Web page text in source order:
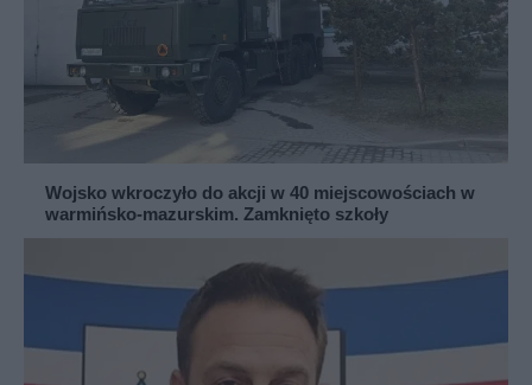
Wojsko wkroczyło do akcji w 40 miejscowościach w
warmińsko-mazurskim. Zamknięto szkoły